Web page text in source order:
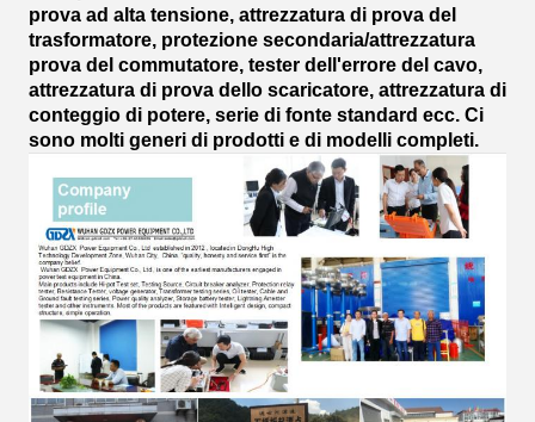
prova ad alta tensione, attrezzatura di prova del
trasformatore, protezione secondaria/attrezzatura
prova del commutatore, tester dell'errore del cavo,
attrezzatura di prova dello scaricatore, attrezzatura di
conteggio di potere, serie di fonte standard ecc. Ci
sono molti generi di prodotti e di modelli completi.